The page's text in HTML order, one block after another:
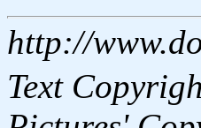
http://
Text